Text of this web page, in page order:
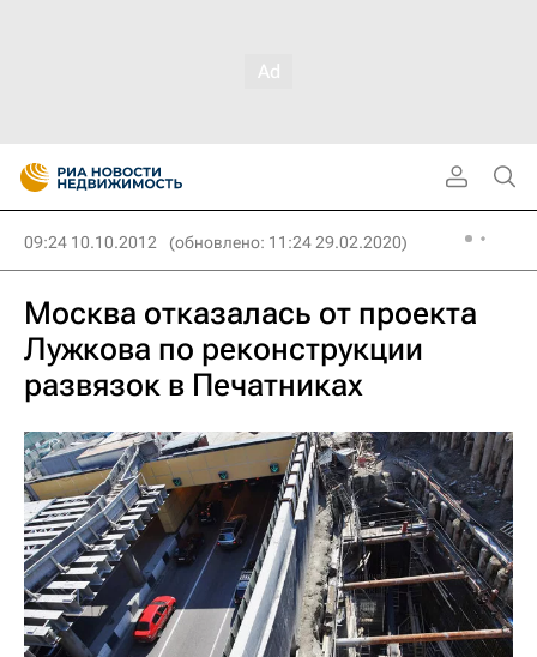
09:24 10.10.2012 (обновлено: 11:24 29.02.2020)
Москва отказалась от проекта
Лужкова по реконструкции
развязок в Печатниках